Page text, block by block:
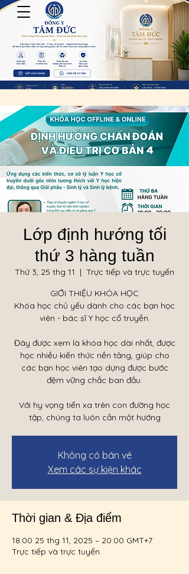
Lớp định hướng tối
thứ 3 hàng tuần
Thứ 3, 25 thg 11
  |
Trực tiếp và trực tuyến
GIỚI THIỆU KHÓA HỌC
Khóa học chủ yếu dành cho các bạn học
viên - bác sĩ Y học cổ truyền.
Đây được xem là khóa học dài nhất, được
học nhiều kiến thức nền tảng, giúp cho
các bạn học viên tạo dựng được bước
đệm vững chắc ban đầu.
Với hy vọng tiến xa trên con đường học
tập, chúng ta luôn cần một hướng
Không có bán vé
Xem các sự kiện khác
Thời gian & Địa điểm
18:00 25 thg 11, 2025 – 20:00 GMT+7
Trực tiếp và trực tuyến